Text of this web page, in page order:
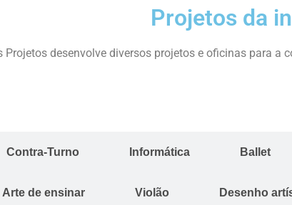
Projetos da
Projetos desenvolve diversos projetos e oficinas para
Contra-Turno Informática Ballet
Arte de ensinar Violão Desenho